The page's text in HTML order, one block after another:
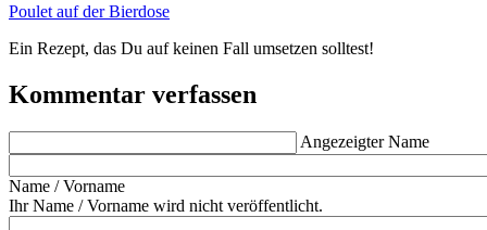
Poulet auf der Bierdose
Ein Rezept, das Du auf keinen Fall umsetzen solltest!
Kommentar verfassen
Angezeigter Name
Name / Vorname
Ihr Name / Vorname wird nicht veröffentlicht.